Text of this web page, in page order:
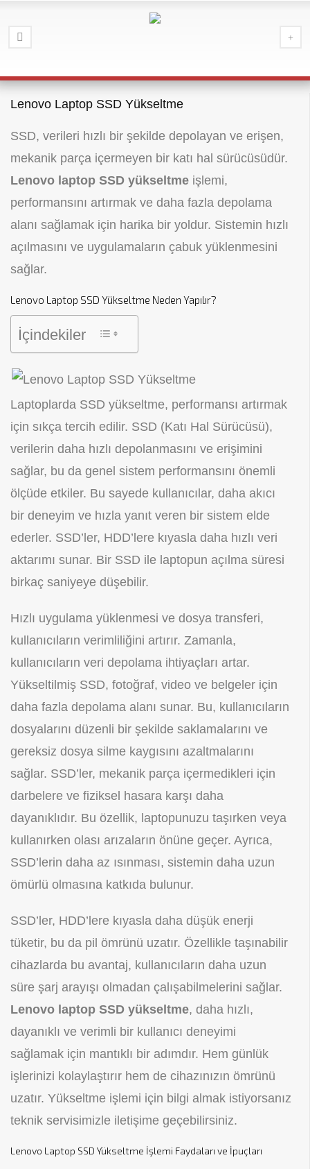
Lenovo Laptop SSD Yükseltme
SSD, verileri hızlı bir şekilde depolayan ve erişen,
mekanik parça içermeyen bir katı hal sürücüsüdür.
Lenovo laptop SSD yükseltme işlemi,
performansını artırmak ve daha fazla depolama
alanı sağlamak için harika bir yoldur. Sistemin hızlı
açılmasını ve uygulamaların çabuk yüklenmesini
sağlar.
Lenovo Laptop SSD Yükseltme Neden Yapılır?
İçindekiler
Laptoplarda SSD yükseltme, performansı artırmak
için sıkça tercih edilir. SSD (Katı Hal Sürücüsü),
verilerin daha hızlı depolanmasını ve erişimini
sağlar, bu da genel sistem performansını önemli
ölçüde etkiler. Bu sayede kullanıcılar, daha akıcı
bir deneyim ve hızla yanıt veren bir sistem elde
ederler. SSD’ler, HDD’lere kıyasla daha hızlı veri
aktarımı sunar. Bir SSD ile laptopun açılma süresi
birkaç saniyeye düşebilir.
Hızlı uygulama yüklenmesi ve dosya transferi,
kullanıcıların verimliliğini artırır. Zamanla,
kullanıcıların veri depolama ihtiyaçları artar.
Yükseltilmiş SSD, fotoğraf, video ve belgeler için
daha fazla depolama alanı sunar. Bu, kullanıcıların
dosyalarını düzenli bir şekilde saklamalarını ve
gereksiz dosya silme kaygısını azaltmalarını
sağlar. SSD’ler, mekanik parça içermedikleri için
darbelere ve fiziksel hasara karşı daha
dayanıklıdır. Bu özellik, laptopunuzu taşırken veya
kullanırken olası arızaların önüne geçer. Ayrıca,
SSD’lerin daha az ısınması, sistemin daha uzun
ömürlü olmasına katkıda bulunur.
SSD’ler, HDD’lere kıyasla daha düşük enerji
tüketir, bu da pil ömrünü uzatır. Özellikle taşınabilir
cihazlarda bu avantaj, kullanıcıların daha uzun
süre şarj arayışı olmadan çalışabilmelerini sağlar.
Lenovo laptop SSD yükseltme, daha hızlı,
dayanıklı ve verimli bir kullanıcı deneyimi
sağlamak için mantıklı bir adımdır. Hem günlük
işlerinizi kolaylaştırır hem de cihazınızın ömrünü
uzatır. Yükseltme işlemi için bilgi almak istiyorsanız
teknik servisimizle iletişime geçebilirsiniz.
Lenovo Laptop SSD Yükseltme İşlemi Faydaları ve İpuçları